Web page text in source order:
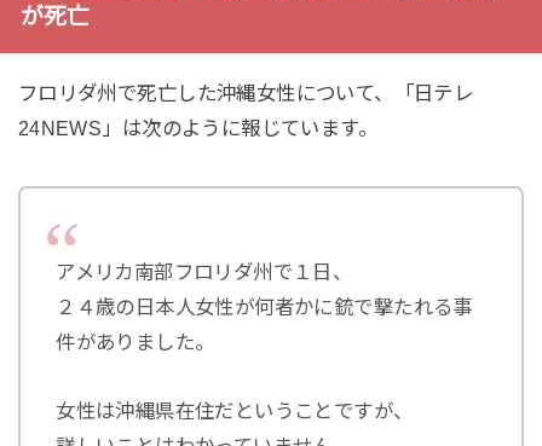
が死亡
フロリダ州で死亡した沖縄女性について、「日テレ
24NEWS」は次のように報じています。
アメリカ南部フロリダ州で１日、
２４歳の日本人女性が何者かに銃で撃たれる事
件がありました。
女性は沖縄県在住だということですが、